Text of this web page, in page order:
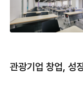
관광기업 창업, 성